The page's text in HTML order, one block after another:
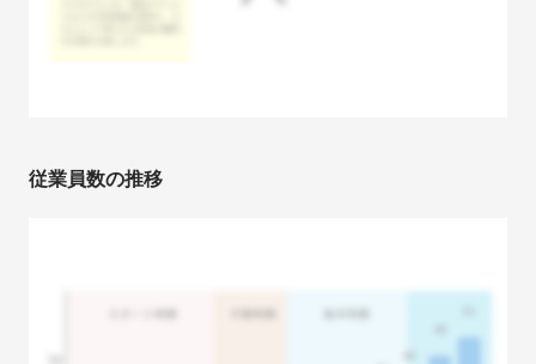
従業員数の推移